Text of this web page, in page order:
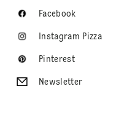
Facebook
Instagram Pizza
Pinterest
Newsletter